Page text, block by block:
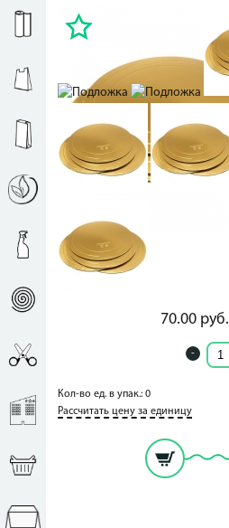
70.00 руб.
-
Кол-во ед. в упак.: 0
Рассчитать цену за единицу